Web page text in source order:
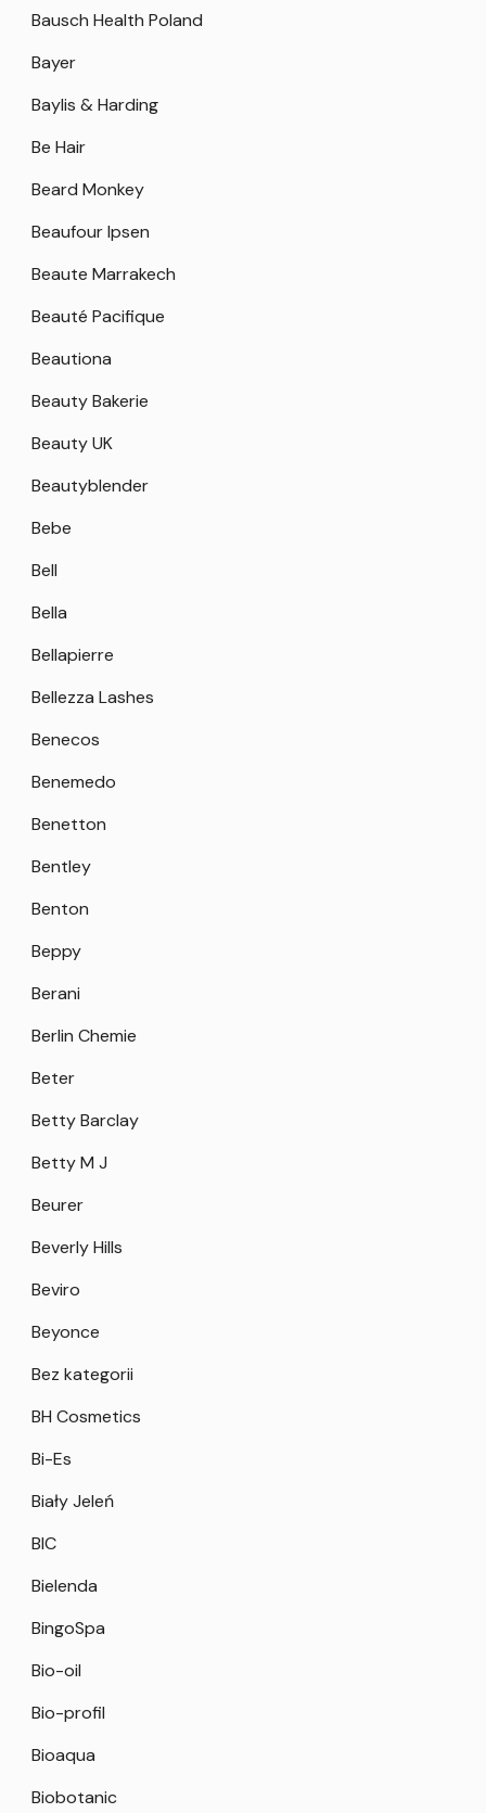
Bausch Health Poland
Bayer
Baylis & Harding
Be Hair
Beard Monkey
Beaufour Ipsen
Beaute Marrakech
Beauté Pacifique
Beautiona
Beauty Bakerie
Beauty UK
Beautyblender
Bebe
Bell
Bella
Bellapierre
Bellezza Lashes
Benecos
Benemedo
Benetton
Bentley
Benton
Beppy
Berani
Berlin Chemie
Beter
Betty Barclay
Betty M J
Beurer
Beverly Hills
Beviro
Beyonce
Bez kategorii
BH Cosmetics
Bi-Es
Biały Jeleń
BIC
Bielenda
BingoSpa
Bio-oil
Bio-profil
Bioaqua
Biobotanic